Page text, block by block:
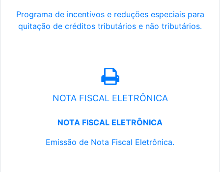
Programa de incentivos e reduções especiais para
quitação de créditos tributários e não tributários.
NOTA FISCAL ELETRÔNICA
NOTA FISCAL ELETRÔNICA
Emissão de Nota Fiscal Eletrônica.